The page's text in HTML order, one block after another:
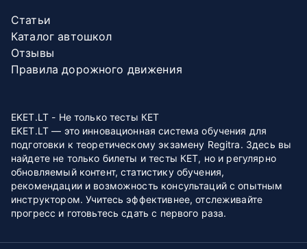
Статьи
Каталог автошкол
Отзывы
Правила дорожного движения
EKET.LT - Не только тесты КЕТ
EKET.LT — это инновационная система обучения для
подготовки к теоретическому экзамену Regitra. Здесь вы
найдете не только билеты и тесты КЕТ, но и регулярно
обновляемый контент, статистику обучения,
рекомендации и возможность консультаций с опытным
инструктором. Учитесь эффективнее, отслеживайте
прогресс и готовьтесь сдать с первого раза.